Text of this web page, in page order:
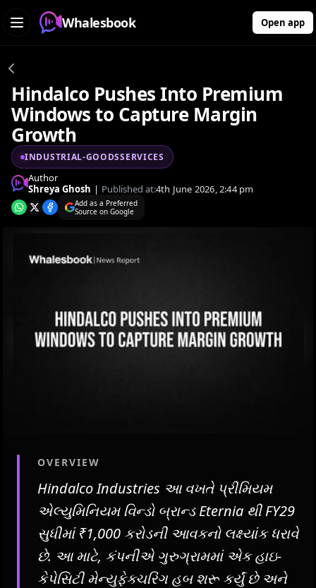
Whalesbook Open app
Hindalco Pushes Into Premium
Windows to Capture Margin
Growth
INDUSTRIAL-GOODSSERVICES
Author
Shreya Ghosh | Published at:4th June 2026, 2:44 pm
Add as a Preferred
Source on Google
OVERVIEW
Hindalco Industries આ વખતે પ્રીમિયમ
એલ્યુમિનિયમ વિન્ડો બ્રાન્ડ Eternia થી FY29
સુધીમાં ₹1,000 કરોડની આવકનો લક્ષ્યાંક ધરાવે
છે. આ માટે, કંપનીએ ગુરુગ્રામમાં એક હાઇ-
કેપેસિટી મેન્યુફેક્ચરિંગ હબ શરૂ કર્યું છે અને